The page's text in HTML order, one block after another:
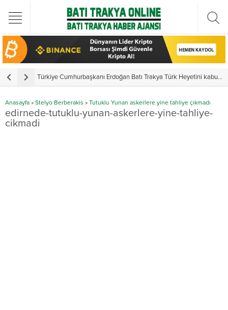
Türkiye Cumhurbaşkanı Erdoğan Batı Trakya Türk Heyetini kabul etti
Anasayfa » Stelyo Berberakis » Tutuklu Yunan askerlere yine tahliye çıkmadı
edirnede-tutuklu-yunan-askerlere-yine-tahliye-
cikmadi